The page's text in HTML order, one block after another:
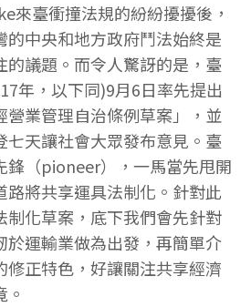
來臺衝撞法規的紛紛擾擾後，
的中央和地方政府鬥法始終是
的議題。而令人驚訝的是，臺
年，以下同)9月6日率先提出
營業管理自治條例草案」，並
七天讓社會大眾發布意見。臺
鋒（pioneer），一馬當先甩開
路將共享運具法制化。針對此
制化草案，底下我們會先針對
於運輸業做為出發，再簡單介
修正特色，好讓關注共享經濟